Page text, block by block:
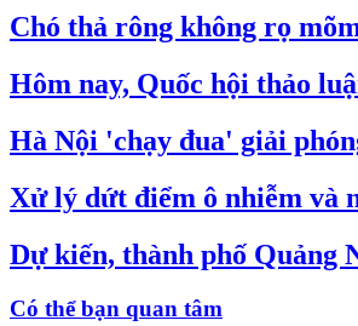
Chó thả rông không rọ
Hôm nay, Quốc hội thảo
Hà Nội 'chạy đua' giải
Xử lý dứt điểm ô nhiễm và
Dự kiến, thành phố Quảng
Có thể bạn quan tâm